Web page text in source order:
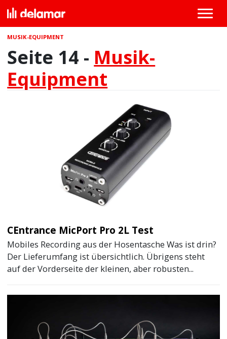
MUSIK-EQUIPMENT
Seite 14 - Musik-
Equipment
CEntrance MicPort Pro 2L Test
Mobiles Recording aus der Hosentasche Was ist drin?
Der Lieferumfang ist übersichtlich. Übrigens steht
auf der Vorderseite der kleinen, aber robusten...